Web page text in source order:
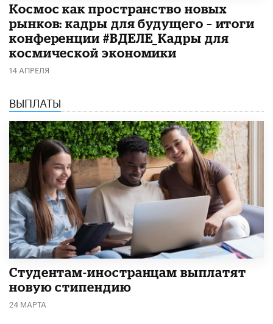
Космос как пространство новых
рынков: кадры для будущего – итоги
конференции #ВДЕЛЕ_Кадры для
космической экономики
14 АПРЕЛЯ
ВЫПЛАТЫ
Студентам-иностранцам выплатят
новую стипендию
24 МАРТА